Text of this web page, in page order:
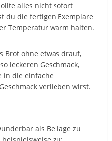
alles nicht sofort
du die fertigen Exemplare
Temperatur warm halten.
Brot ohne etwas drauf,
leckeren Geschmack,
in die einfache
verlieben wirst.
als Beilage zu